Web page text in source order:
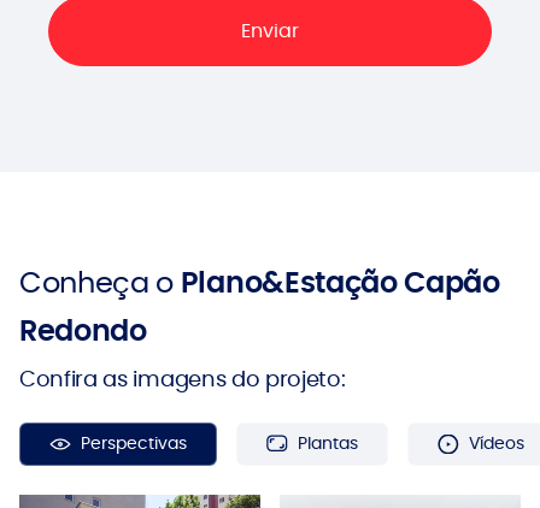
Conheça o Plano&Estação Capão
Redondo
Confira as imagens do projeto:
Perspectivas Plantas Vídeos